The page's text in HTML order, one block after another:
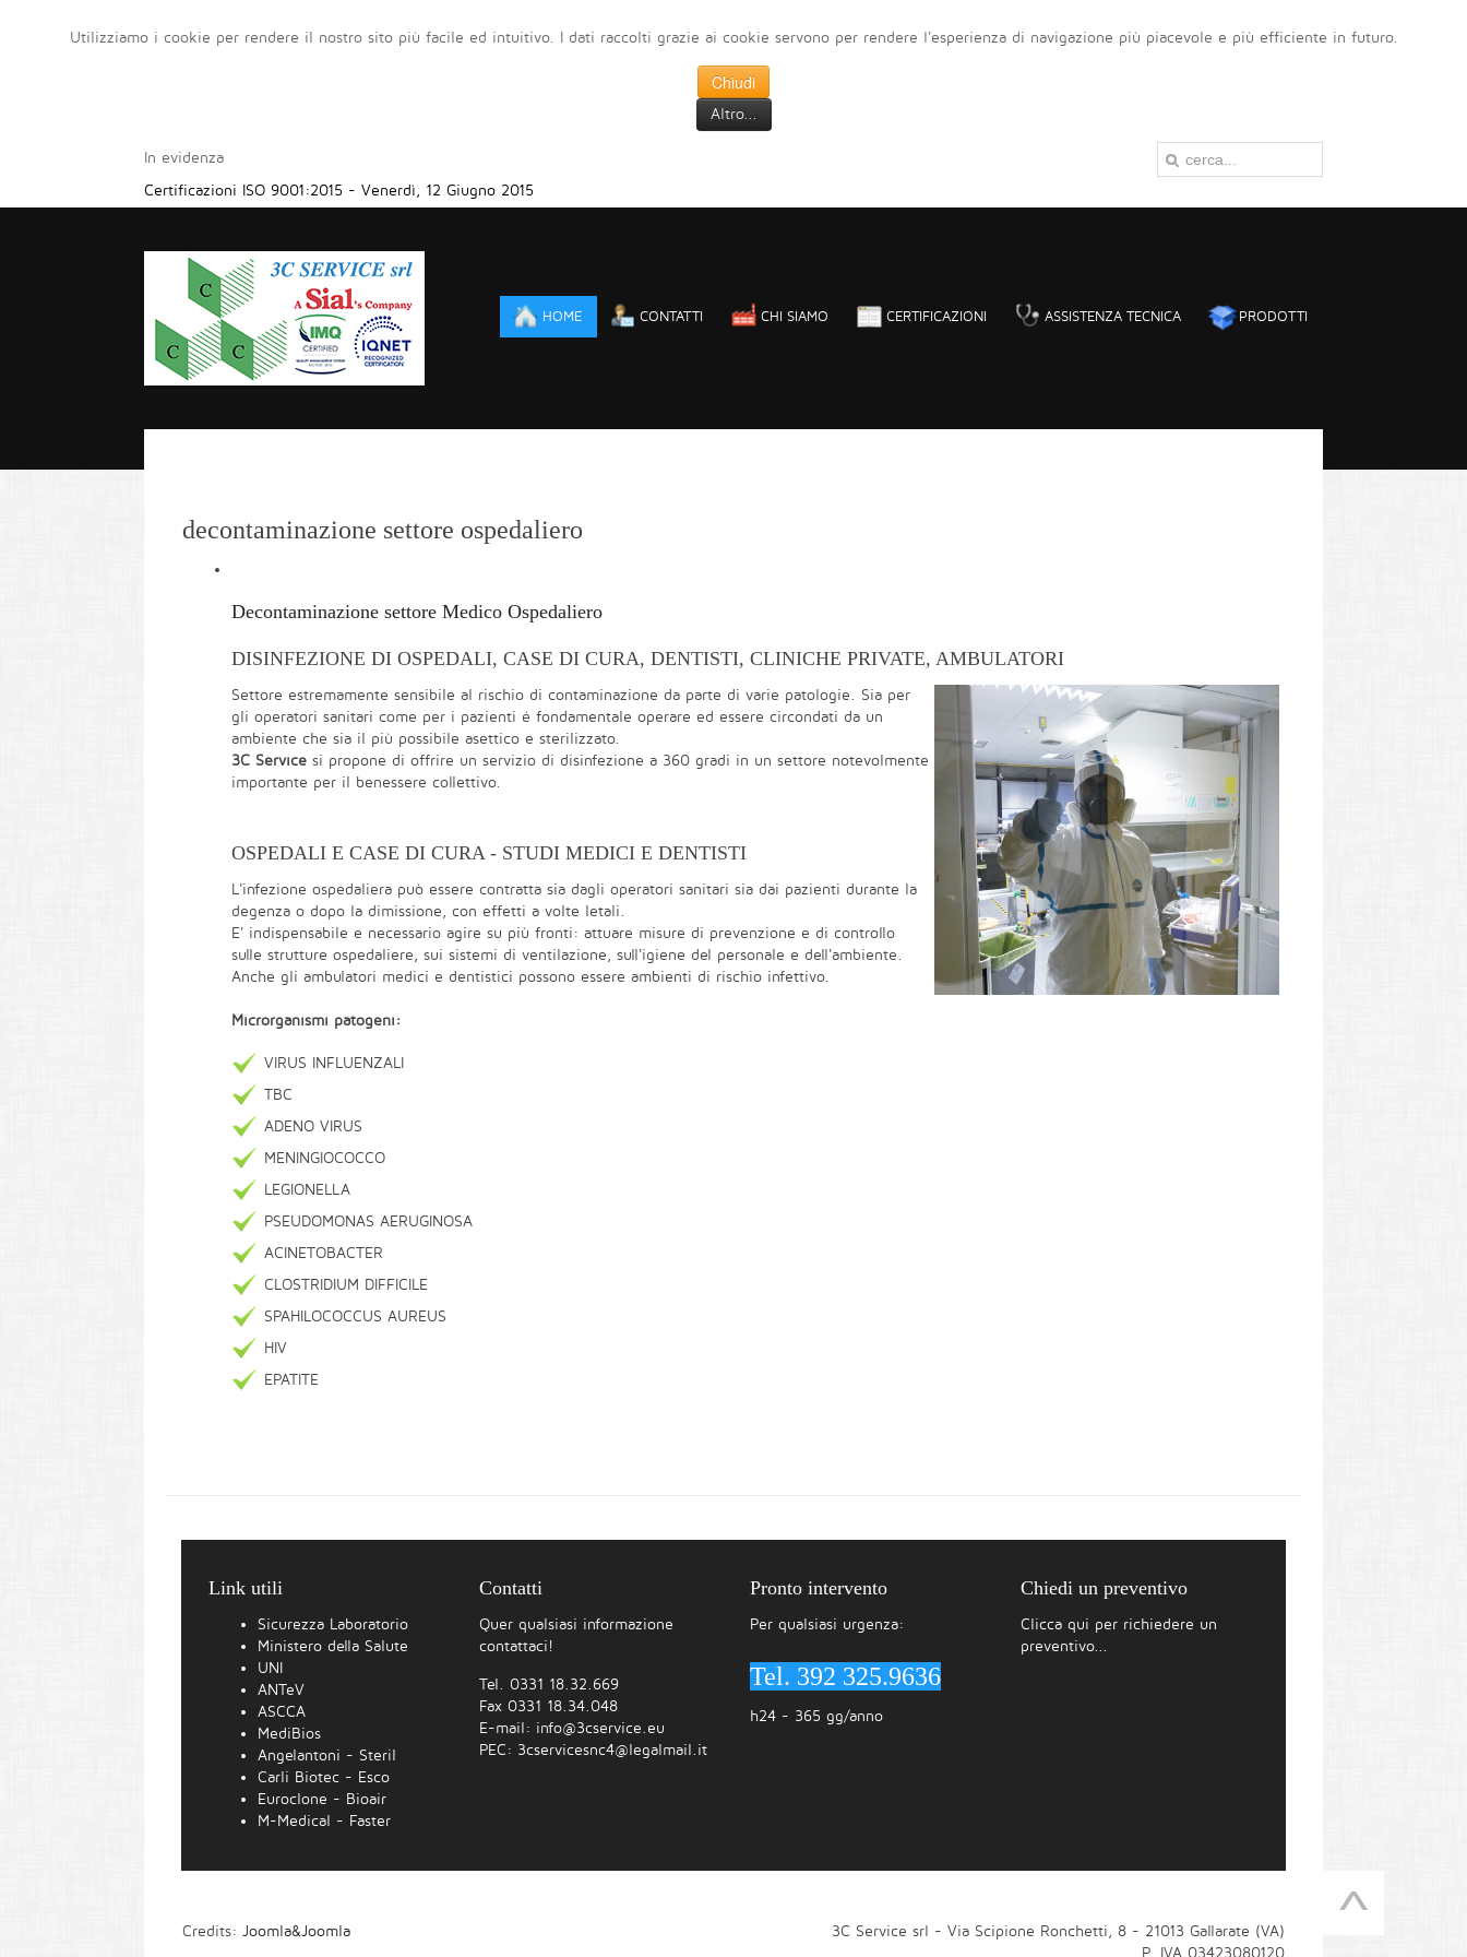
Utilizziamo i cookie per rendere il nostro sito più facile ed intuitivo. I dati raccolti grazie ai cookie servono per rendere l'esperienza di navigazione più piacevole e più efficiente in futuro.
Chiudi
Altro...
In evidenza
Certificazioni ISO 9001:2015 - Venerdì, 12 Giugno 2015
HOME CONTATTI CHI SIAMO CERTIFICAZIONI ASSISTENZA TECNICA PRODOTTI
decontaminazione settore ospedaliero
Decontaminazione settore Medico Ospedaliero
DISINFEZIONE DI OSPEDALI, CASE DI CURA, DENTISTI, CLINICHE PRIVATE, AMBULATORI
Settore estremamente sensibile al rischio di contaminazione da parte di varie patologie. Sia per
gli operatori sanitari come per i pazienti é fondamentale operare ed essere circondati da un
ambiente che sia il più possibile asettico e sterilizzato.
3C Service si propone di offrire un servizio di disinfezione a 360 gradi in un settore notevolmente
importante per il benessere collettivo.
OSPEDALI E CASE DI CURA - STUDI MEDICI E DENTISTI
L'infezione ospedaliera può essere contratta sia dagli operatori sanitari sia dai pazienti durante la
degenza o dopo la dimissione, con effetti a volte letali.
E' indispensabile e necessario agire su più fronti: attuare misure di prevenzione e di controllo
sulle strutture ospedaliere, sui sistemi di ventilazione, sull'igiene del personale e dell'ambiente.
Anche gli ambulatori medici e dentistici possono essere ambienti di rischio infettivo.
Microrganismi patogeni:
VIRUS INFLUENZALI
TBC
ADENO VIRUS
MENINGIOCOCCO
LEGIONELLA
PSEUDOMONAS AERUGINOSA
ACINETOBACTER
CLOSTRIDIUM DIFFICILE
SPAHILOCOCCUS AUREUS
HIV
EPATITE
Link utili
Sicurezza Laboratorio
Ministero della Salute
UNI
ANTeV
ASCCA
MediBios
Angelantoni - Steril
Carli Biotec - Esco
Euroclone - Bioair
M-Medical - Faster
Contatti
Quer qualsiasi informazione
contattaci!
Tel. 0331 18.32.669
Fax 0331 18.34.048
E-mail: info@3cservice.eu
PEC: 3cservicesnc4@legalmail.it
Pronto intervento
Per qualsiasi urgenza:
Tel. 392 325.9636
h24 - 365 gg/anno
Chiedi un preventivo
Clicca qui per richiedere un
preventivo...
Credits: Joomla&Joomla
3C Service srl - Via Scipione Ronchetti, 8 - 21013 Gallarate (VA)
P. IVA 03423080120